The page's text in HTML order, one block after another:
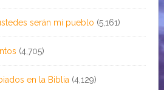
serán mi pueblo (5,161)
(4,705)
en la Biblia (4,129)